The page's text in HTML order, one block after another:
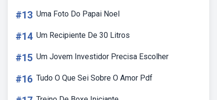
#13 Uma Foto Do Papai Noel
#14 Um Recipiente De 30 Litros
#15 Um Jovem Investidor Precisa Escolher
#16 Tudo O Que Sei Sobre O Amor Pdf